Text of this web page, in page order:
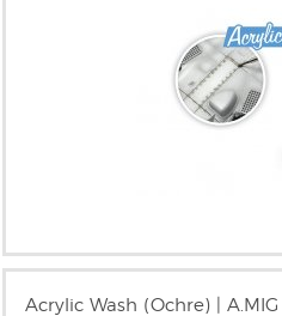
Acrylic Wash (Ochre) |